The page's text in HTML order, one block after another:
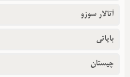
آتالار سوزو
بایاتی
چیستان